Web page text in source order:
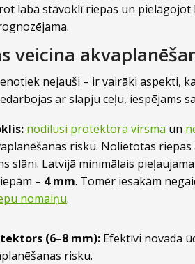
labā stāvoklī riepas un
veicina
nejauši – ir vairāki aspekti,
ar slapju ceļu, iespējams
nodilusi protektora virsma un
risku. Nolietotas
slāni. Latvijā minimālais
– 4 mm. Tomēr iesakām
nomaiņu.
(6–8 mm): Efektīvi novada
risku.